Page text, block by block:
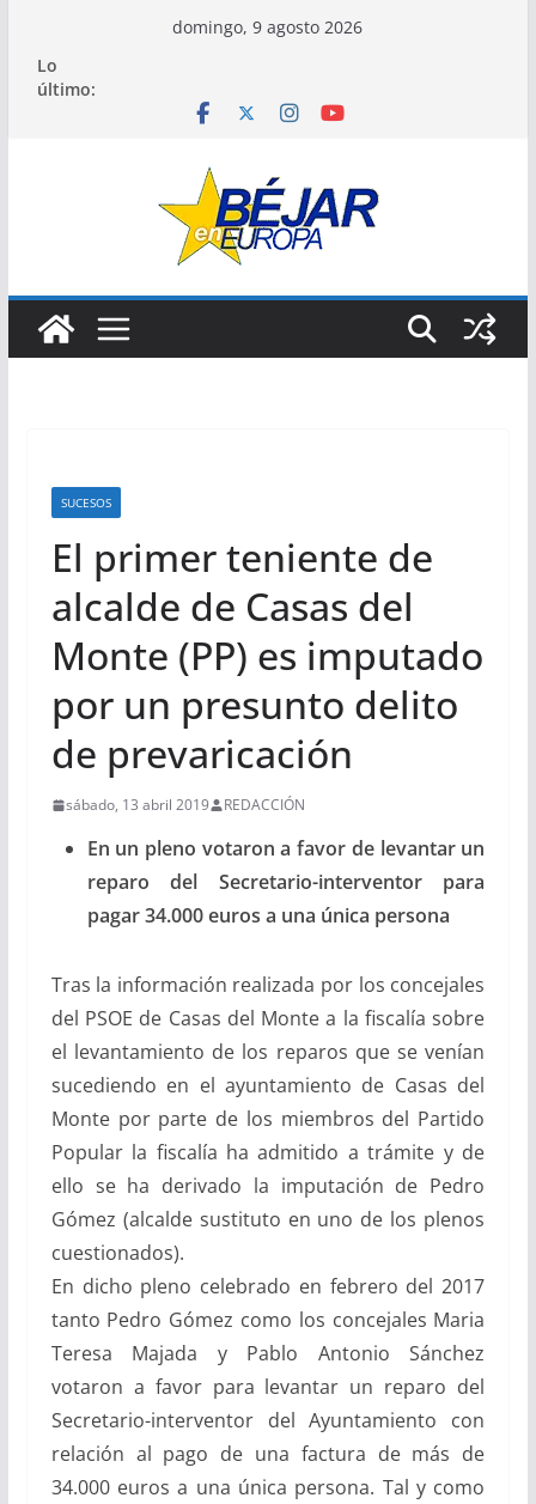
contenido
domingo, 9 agosto 2026
Lo
último:
SUCESOS
El primer teniente de
alcalde de Casas del
Monte (PP) es imputado
por un presunto delito
de prevaricación
sábado, 13 abril 2019 REDACCIÓN
En un pleno votaron a favor de levantar un
reparo del Secretario-interventor para
pagar 34.000 euros a una única persona
Tras la información realizada por los concejales
del PSOE de Casas del Monte a la fiscalía sobre
el levantamiento de los reparos que se venían
sucediendo en el ayuntamiento de Casas del
Monte por parte de los miembros del Partido
Popular la fiscalía ha admitido a trámite y de
ello se ha derivado la imputación de Pedro
Gómez (alcalde sustituto en uno de los plenos
cuestionados).
En dicho pleno celebrado en febrero del 2017
tanto Pedro Gómez como los concejales Maria
Teresa Majada y Pablo Antonio Sánchez
votaron a favor para levantar un reparo del
Secretario-interventor del Ayuntamiento con
relación al pago de una factura de más de
34.000 euros a una única persona. Tal y como